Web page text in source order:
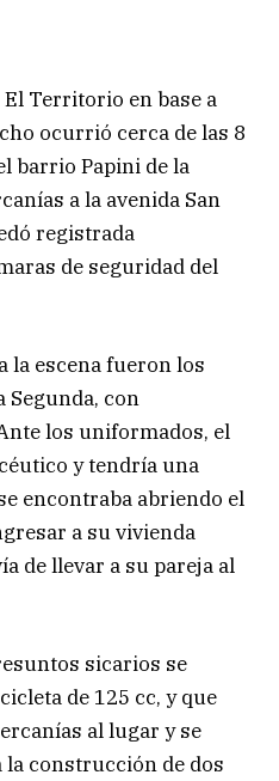
Territorio en base a
ocurrió cerca de las 8
barrio Papini de la
a la avenida San
registrada
de seguridad del
la escena fueron los
Segunda, con
los uniformados, el
y tendría una
encontraba abriendo el
a su vivienda
de llevar a su pareja al
sicarios se
de 125 cc, y que
al lugar y se
la construcción de dos